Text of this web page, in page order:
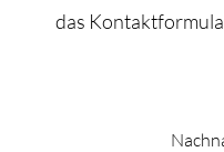
das